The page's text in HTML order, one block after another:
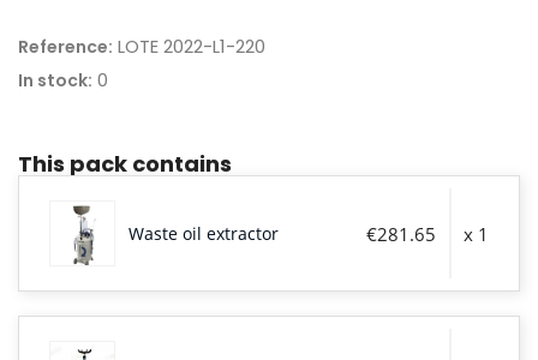
Reference: LOTE 2022-L1-220
In stock: 0
This pack contains
Waste oil extractor €281.65 x 1